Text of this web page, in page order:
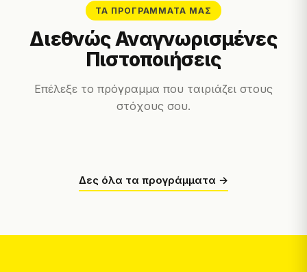
ΤΑ ΠΡΟΓΡΆΜΜΑΤΆ ΜΑΣ
Διεθνώς Αναγνωρισμένες
Πιστοποιήσεις
Επέλεξε το πρόγραμμα που ταιριάζει στους
στόχους σου.
Δες όλα τα προγράμματα →